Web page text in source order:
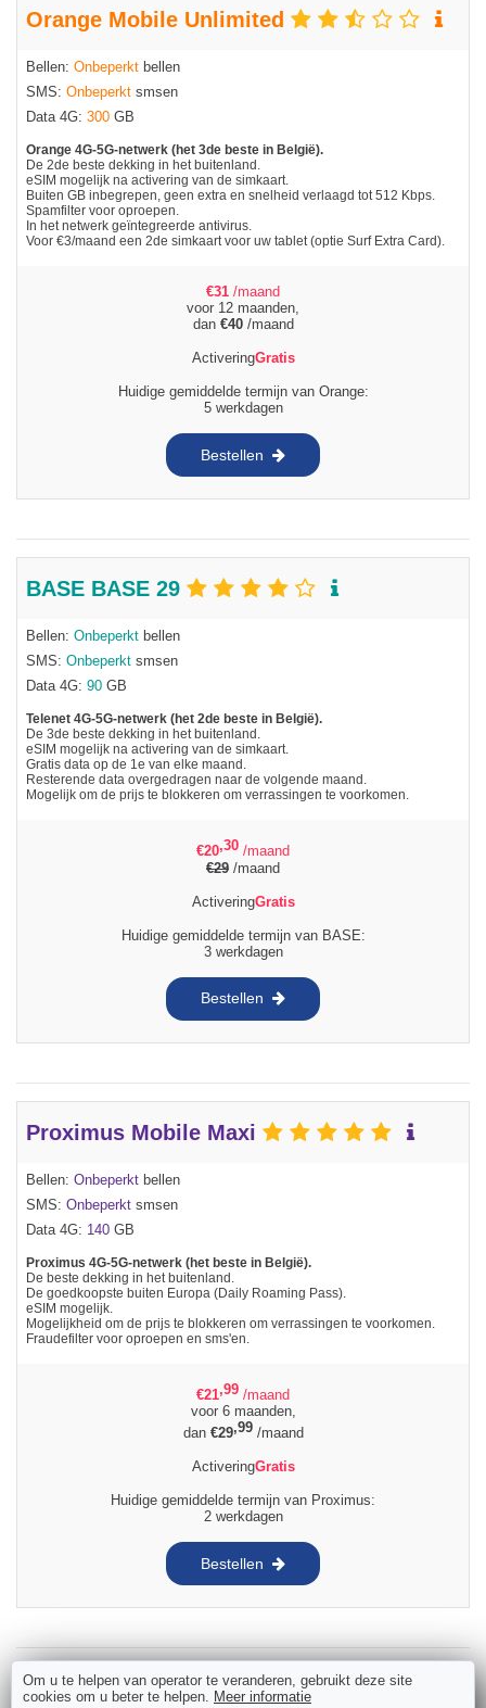
Orange Mobile Unlimited
Bellen: Onbeperkt bellen
SMS: Onbeperkt smsen
Data 4G: 300 GB
Orange 4G-5G-netwerk (het 3de beste in België).
De 2de beste dekking in het buitenland.
eSIM mogelijk na activering van de simkaart.
Buiten GB inbegrepen, geen extra en snelheid verlaagd tot 512 Kbps.
Spamfilter voor oproepen.
In het netwerk geïntegreerde antivirus.
Voor €3/maand een 2de simkaart voor uw tablet (optie Surf Extra Card).
€31 /maand
voor 12 maanden,
dan €40/maand
ActiveringGratis
Huidige gemiddelde termijn van Orange:
5 werkdagen
Bestellen
BASE BASE 29
Bellen: Onbeperkt bellen
SMS: Onbeperkt smsen
Data 4G: 90 GB
Telenet 4G-5G-netwerk (het 2de beste in België).
De 3de beste dekking in het buitenland.
eSIM mogelijk na activering van de simkaart.
Gratis data op de 1e van elke maand.
Resterende data overgedragen naar de volgende maand.
Mogelijk om de prijs te blokkeren om verrassingen te voorkomen.
€20,30 /maand
€29 /maand
ActiveringGratis
Huidige gemiddelde termijn van BASE:
3 werkdagen
Bestellen
Proximus Mobile Maxi
Bellen: Onbeperkt bellen
SMS: Onbeperkt smsen
Data 4G: 140 GB
Proximus 4G-5G-netwerk (het beste in België).
De beste dekking in het buitenland.
De goedkoopste buiten Europa (Daily Roaming Pass).
eSIM mogelijk.
Mogelijkheid om de prijs te blokkeren om verrassingen te voorkomen.
Fraudefilter voor oproepen en sms'en.
€21,99 /maand
voor 6 maanden,
dan €29,99/maand
ActiveringGratis
Huidige gemiddelde termijn van Proximus:
2 werkdagen
Bestellen
BASE BASE 39
Om u te helpen van operator te veranderen, gebruikt deze site
cookies om u beter te helpen. Meer informatie